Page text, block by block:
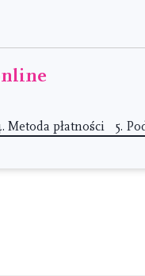
Metoda płatności 5.